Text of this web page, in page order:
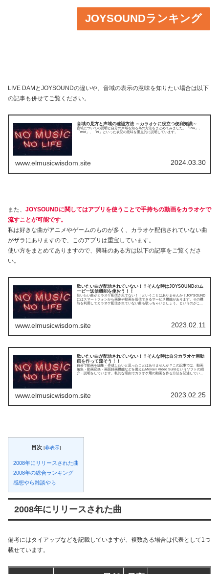
JOYSOUNDランキング
LIVE DAMとJOYSOUNDの違いや、音域の表示の意味を知りたい場合は以下
の記事も併せてご覧ください。
音域の見方と声域の確認方法 ～カラオケに役立つ便利知識～
音域についての説明と自分の声域を知る為の方法をまとめてみました。「low」、
「mid」、「hi」といった表記の意味を重点的に説明しています。
www.elmusicwisdom.site 2024.03.30
また、 JOYSOUNDに関してはアプリを使うことで手持ちの動画をカラオケで
流すことが可能です。
私は好きな曲がアニメやゲームのものが多く、カラオケ配信されていない曲
がザラにありますので、このアプリは重宝しています。
使い方をまとめてありますので、興味のある方は以下の記事をご覧くださ
い。
歌いたい曲が配信されていない！？そんな時はJOYSOUNDのム
ービー送信機能を使おう！！
歌いたい曲がカラオケ配信されてない！！ということはありませんか？JOYSOUND
にはスマートフォンから画像や動画を送信できるサービス機能があります。その機
能を利用してカラオケ配信されていない曲も歌っちゃいましょう、というのがこの
www.elmusicwisdom.site 2023.02.11
歌いたい曲が配信されていない！？そんな時は自分カラオケ用動
画を作って流そう！！
自分で動画を編集・作成したいと思ったことはありませんか？この記事では、動画
編集・動画変換・画面録画機能などを備えたMovavi Video Suiteというソフトの紹
介・説明をしています。私的な理由でカラオケ用の動画を作る方法を記述していま
www.elmusicwisdom.site 2023.02.25
目次 [非表示]
2008年にリリースされた曲
2008年の総合ランキング
感想やら雑談やら
2008年にリリースされた曲
備考にはタイアップなどを記載していますが、複数ある場合は代表として1つ
載せています。